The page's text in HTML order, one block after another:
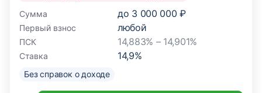
Сумма до 3 000 000 ₽
Первый взнос любой
ПСК 14,883% – 14,901%
Ставка 14,9%
Без справок о доходе